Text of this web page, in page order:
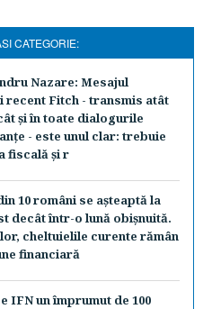
CATEGORIE:
Nazare: Mesajul
recent Fitch - transmis atât
şi în toate dialogurile
- este unul clar: trebuie
fiscală şi r
10 români se aşteaptă la
decât într-o lună obişnuită.
cheltuielile curente rămân
financiară
IFN un împrumut de 100